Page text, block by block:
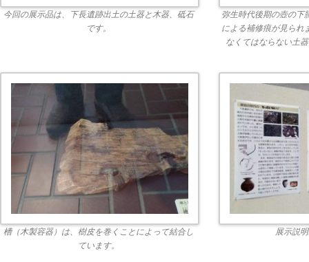
今回の展示品は、下長遺跡出土の土器と木器、砥石
です。
弥生時代後期の壺の下
による補修痕が見られ
なくてはならない土
槽（木製容器）は、樹皮を巻くことによって結合し
ています。
展示説